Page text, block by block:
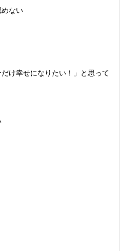
めない
け幸せになりたい！」と思って